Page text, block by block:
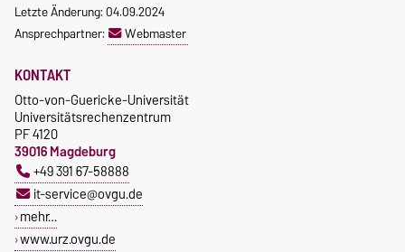
Letzte Änderung: 04.09.2024
Ansprechpartner:
Webmaster
KONTAKT
Otto-von-Guericke-Universität
Universitätsrechenzentrum
PF 4120
39016 Magdeburg
+49 391 67-58888
it-service@ovgu.de
mehr…
www.urz.ovgu.de